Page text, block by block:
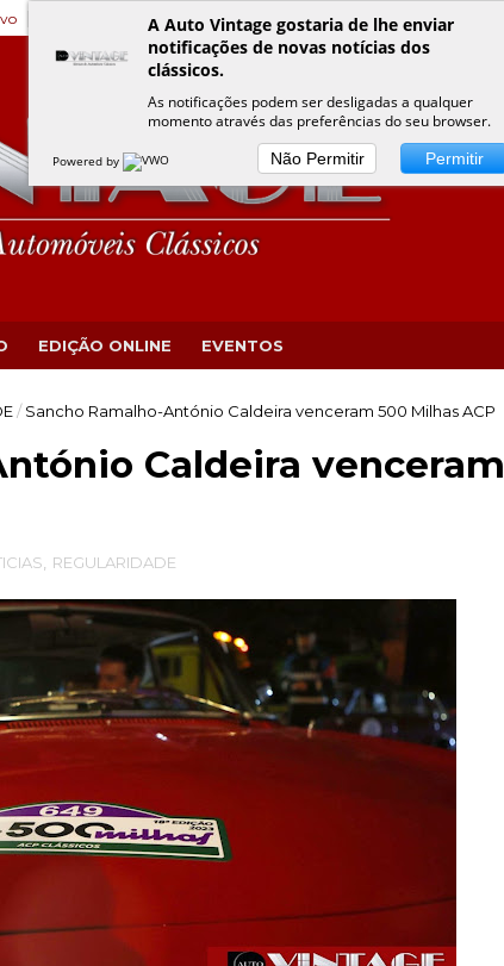
Eventos VINTAGE Política de Privacidade
EDIÇÃO ONLINE EVENTOS
/ Sancho Ramalho-António Caldeira venceram 500 Milhas ACP
Caldeira venceram
REGULARIDADE
A Auto Vintage gostaria de lhe enviar
notificações de novas notícias dos
clássicos.
As notificações podem ser desligadas a qualquer
momento através das preferências do seu browser.
Powered by Não Permitir Permitir